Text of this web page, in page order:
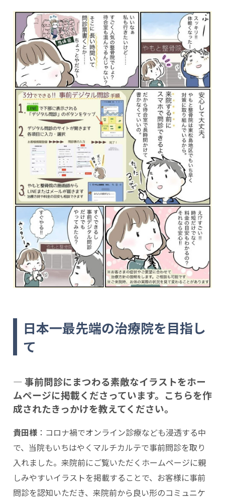
日本一最先端の治療院を目指し
て
― 事前問診にまつわる素敵なイラストをホー
ムページに掲載くださっています。こちらを作
成されたきっかけを教えてください。
貴田様 ：コロナ禍でオンライン診療なども浸透する中
で、当院もいちはやくマルチカルテで事前問診を取り
入れました。来院前にご覧いただくホームページに親
しみやすいイラストを掲載することで、お客様に事前
問診を認知いただき、来院前から良い形のコミュニケ